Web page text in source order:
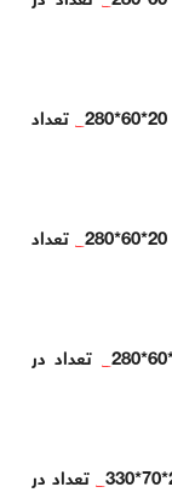
_تعداد
_تعداد
_ تعداد در
_تعداد در